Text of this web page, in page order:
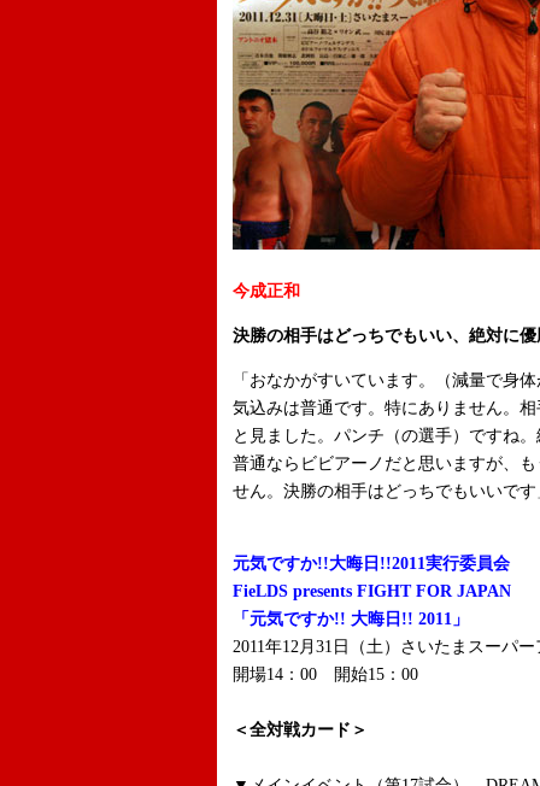
今成正和
決勝の相手はどっちでもいい、絶対に
「おなかがすいています。（減量で身
気込みは普通です。特にありません。
と見ました。パンチ（の選手）ですね
普通ならビビアーノだと思いますが、
せん。決勝の相手はどっちでもいいです
元気ですか!!大晦日!!2011実行委員会
FieLDS presents FIGHT FOR JAPAN
「元気ですか!! 大晦日!! 2011」
2011年12月31日（土）さいたまスーパ
開場14：00 開始15：00
＜全対戦カード＞